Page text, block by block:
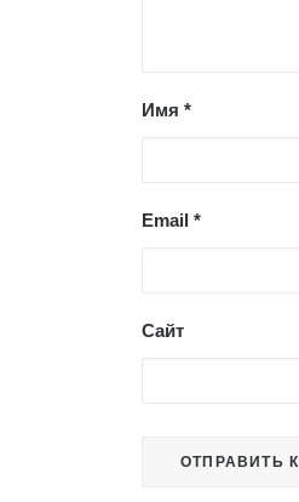
Имя *
Email *
Сайт